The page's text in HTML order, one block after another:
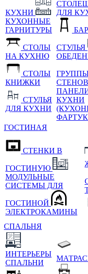
КУХНИ
КУХОННЫЕ
ГАРНИТУРЫ
СТОЛЫ
НА КУХНЮ
СТОЛЫ
КНИЖКИ
СТУЛЬЯ
ДЛЯ КУХНИ
ДЛЯ
СТУЛЬЯ
КУХНИ
ГОСТИНАЯ
СТЕНКИ В
ГОСТИНУЮ
МОДУЛЬНЫЕ
СИСТЕМЫ ДЛЯ
ГОСТИНОЙ
ЭЛЕКТРОКАМИНЫ
СПАЛЬНЯ
ИНТЕРЬЕРЫ
СПАЛЬНИ